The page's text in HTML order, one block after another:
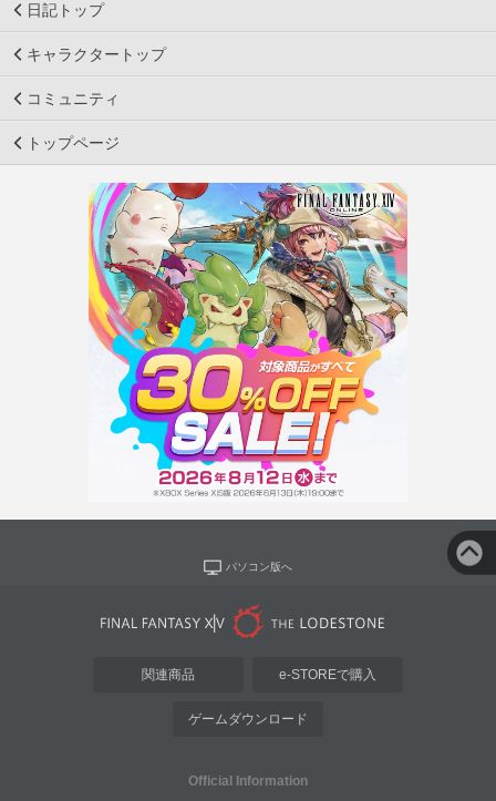
日記トップ
キャラクタートップ
コミュニティ
トップページ
パソコン版へ
関連商品 e-STOREで購入
ゲームダウンロード
Official Information